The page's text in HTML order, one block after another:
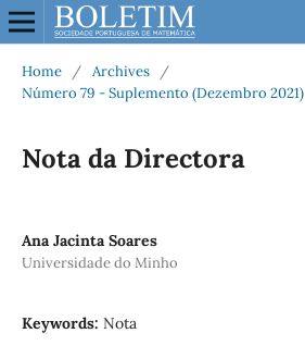
Home / Archives
/
Número 79 - Suplemento (Dezembro 2021)
Nota da Directora
Ana Jacinta Soares
Universidade do Minho
Keywords: Nota